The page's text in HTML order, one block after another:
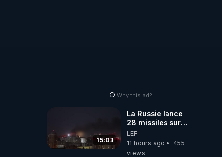
Why this ad?
15:03
La Russie lance
28 missiles sur
Kiev, l'attaque
révèle la faiblesse
de Kiev
LEF
11 hours ago
455
views